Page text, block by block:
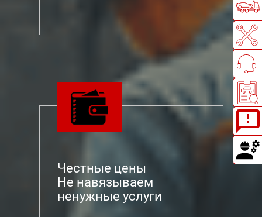
Честные цены
Не навязываем
ненужные услуги